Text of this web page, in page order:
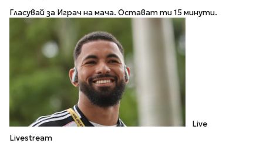
Гласувай за Играч на мача. Остават ти 15 минути.
Live
Livestream